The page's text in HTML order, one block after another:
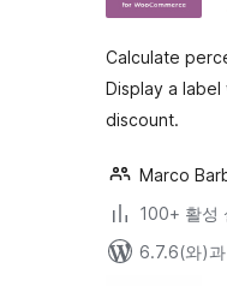
Calculate
Display a
discount.
Marco
100+ 활성
6.7.6(와)